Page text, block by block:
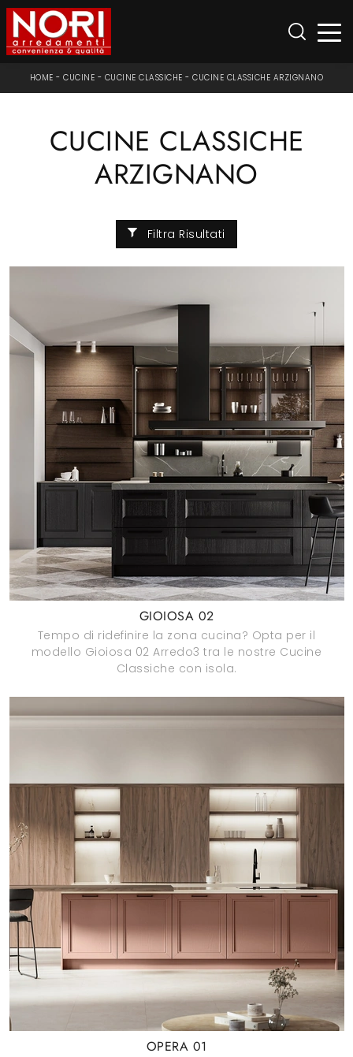
HOME -CUCINE - CUCINE CLASSICHE -CUCINE CLASSICHE ARZIGNANO
CUCINE CLASSICHE
ARZIGNANO
Filtra Risultati
GIOIOSA 02
Tempo di ridefinire la zona cucina? Opta per il
modello Gioiosa 02 Arredo3 tra le nostre Cucine
Classiche con isola.
OPERA 01